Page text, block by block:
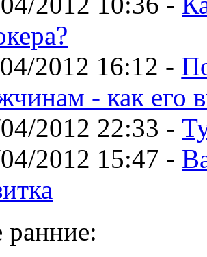
2012 16:12 -
- как его
2012 22:33 -
2012 15:47 -
ранние: